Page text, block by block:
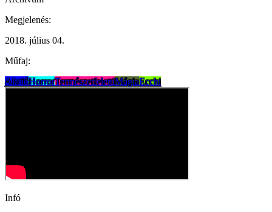
Megjelenés:
2018. július 04.
Műfaj:
AkcióHorrorTermészetfelettiMágiaEcchi
Infó